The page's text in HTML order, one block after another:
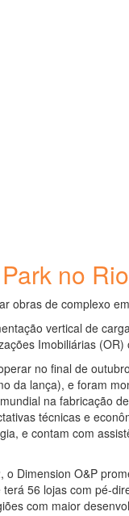
no
obras de complexo
vertical de
Imobiliárias
no final de
da lança), e foram
na fabricação
técnicas e
e contam com
Dimension O&P
56 lojas com pé-
com maior